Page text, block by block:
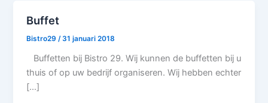
Buffet
Bistro29/31 januari 2018
Buffetten bij Bistro 29. Wij kunnen de buffetten bij u
thuis of op uw bedrijf organiseren. Wij hebben echter
[…]